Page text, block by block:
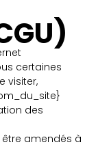
certaines
visiter,
des
être amendés à